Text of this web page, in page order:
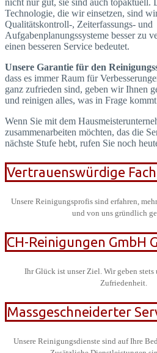
nicht nur gut, sie sind auch topaktuell.
Technologie, die wir einsetzen, sind
Qualitätskontroll-, Zeiterfassungs- und
Aufgabenplanungssysteme besser zu
einen besseren Service bedeutet.
Unsere Garantie für den
dass es immer Raum für
ganz zufrieden sind, geben wir Ihnen
und reinigen alles, was in Frage
Wenn Sie mit dem
zusammenarbeiten möchten, das die
nächste Stufe hebt, rufen Sie noch
Vertrauenswürdige
Unsere Reinigungsprofis sind erfahren,
und von uns gründlich
CH-Reinigungen GmbH
Ihr Glück ist unser Ziel. Wir geben stets
Zufriedenheit.
Massgeschneiderter
Unsere Reinigungsdienste sind auf Ihre